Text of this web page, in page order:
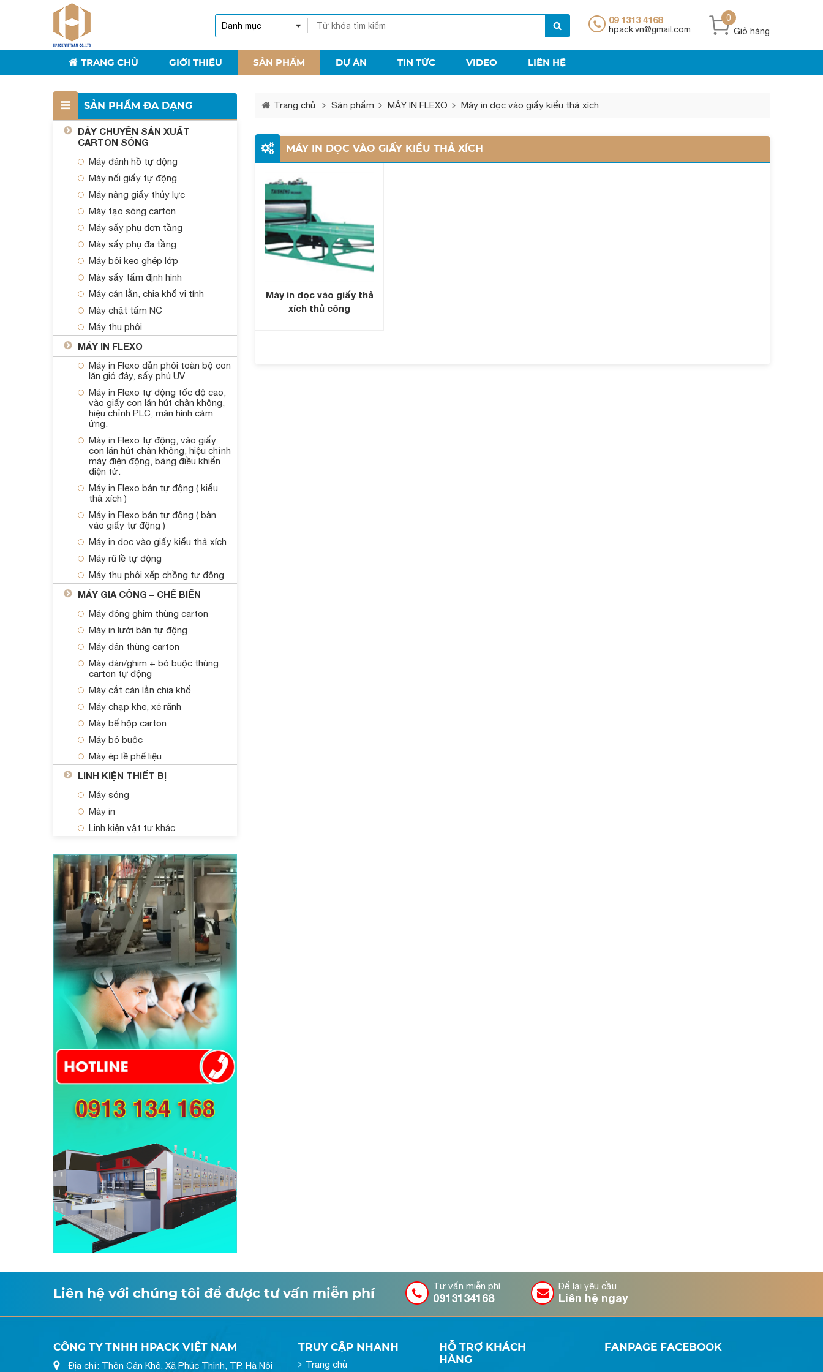
09 1313 4168
hpack.vn@gmail.com
0
Giỏ hàng
TRANG CHỦ GIỚI THIỆU SẢN PHẨM DỰ ÁN TIN TỨC VIDEO LIÊN HỆ
SẢN PHẨM ĐA DẠNG
DÂY CHUYỀN SẢN XUẤT
CARTON SÓNG
Máy đánh hồ tự động
Máy nối giấy tự động
Máy nâng giấy thủy lực
Máy tạo sóng carton
Máy sấy phụ đơn tầng
Máy sấy phụ đa tầng
Máy bôi keo ghép lớp
Máy sấy tấm định hình
Máy cán lằn, chia khổ vi tính
Máy chặt tấm NC
Máy thu phôi
MÁY IN FLEXO
Máy in Flexo dẫn phôi toàn bộ con
lăn gió đáy, sấy phủ UV
Máy in Flexo tự động tốc độ cao,
vào giấy con lăn hút chân không,
hiệu chỉnh PLC, màn hình cảm
ứng.
Máy in Flexo tự động, vào giấy
con lăn hút chân không, hiệu chỉnh
máy điện động, bảng điều khiển
điện tử.
Máy in Flexo bán tự động ( kiểu
thả xích )
Máy in Flexo bán tự động ( bàn
vào giấy tự động )
Máy in dọc vào giấy kiểu thả xích
Máy rũ lề tự động
Máy thu phôi xếp chồng tự động
MÁY GIA CÔNG – CHẾ BIẾN
Máy đóng ghim thùng carton
Máy in lưới bán tự động
Máy dán thùng carton
Máy dán/ghim + bó buộc thùng
carton tự động
Máy cắt cán lằn chia khổ
Máy chạp khe, xẻ rãnh
Máy bế hộp carton
Máy bó buộc
Máy ép lề phế liệu
LINH KIỆN THIẾT BỊ
Máy sóng
Máy in
Linh kiện vật tư khác
Trang chủ Sản phẩm MÁY IN FLEXO Máy in dọc vào giấy kiểu thả xích
MÁY IN DỌC VÀO GIẤY KIỂU THẢ XÍCH
Máy in dọc vào giấy thả
xích thủ công
Liên hệ với chúng tôi để được tư vấn miễn phí Tư vấn miễn phí
0913134168
Để lại yêu cầu
Liên hệ ngay
CÔNG TY TNHH HPACK VIỆT NAM
Địa chỉ: Thôn Cán Khê, Xã Phúc Thịnh, TP. Hà Nội
TRUY CẬP NHANH
Trang chủ
HỖ TRỢ KHÁCH
HÀNG
FANPAGE FACEBOOK